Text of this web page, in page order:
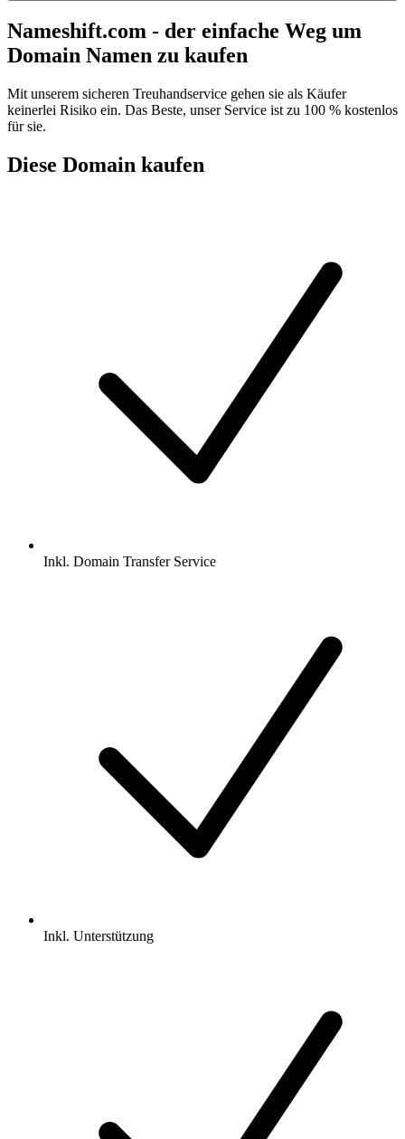
Nameshift.com - der einfache Weg um
Domain Namen zu kaufen
Mit unserem sicheren Treuhandservice gehen sie als Käufer
keinerlei Risiko ein. Das Beste, unser Service ist zu 100 % kostenlos
für sie.
Diese Domain kaufen
Inkl. Domain Transfer Service
Inkl. Unterstützung